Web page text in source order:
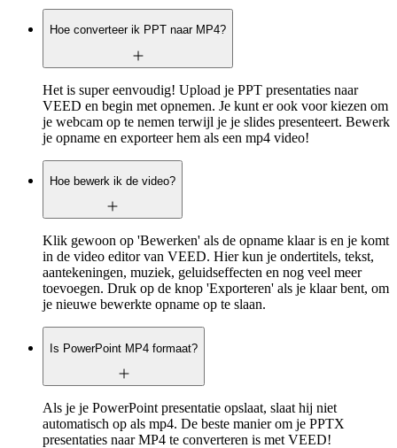
Hoe converteer ik PPT naar MP4?
Het is super eenvoudig! Upload je PPT presentaties naar
VEED en begin met opnemen. Je kunt er ook voor kiezen om
je webcam op te nemen terwijl je je slides presenteert. Bewerk
je opname en exporteer hem als een mp4 video!
Hoe bewerk ik de video?
Klik gewoon op 'Bewerken' als de opname klaar is en je komt
in de video editor van VEED. Hier kun je ondertitels, tekst,
aantekeningen, muziek, geluidseffecten en nog veel meer
toevoegen. Druk op de knop 'Exporteren' als je klaar bent, om
je nieuwe bewerkte opname op te slaan.
Is PowerPoint MP4 formaat?
Als je je PowerPoint presentatie opslaat, slaat hij niet
automatisch op als mp4. De beste manier om je PPTX
presentaties naar MP4 te converteren is met VEED!